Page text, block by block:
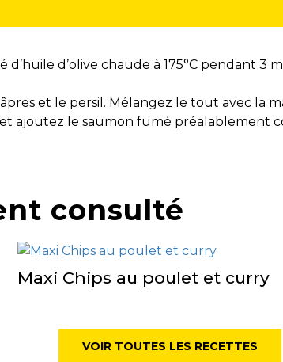
d’olive chaude à 175°C pendant
et le persil. Mélangez le tout avec la
ajoutez le saumon fumé préalablement
consulté
Maxi Chips au poulet et curry
VOIR TOUTES LES RECETTES